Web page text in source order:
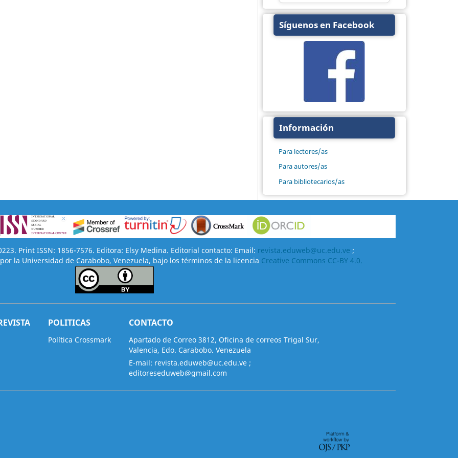
Síguenos en Facebook
Información
Para lectores/as
Para autores/as
Para bibliotecarios/as
Print ISSN: 1856-7576. Editora: Elsy Medina. Editorial contacto: Email: revista.eduweb@uc.edu.ve ;
la Universidad de Carabobo, Venezuela, bajo los términos de la licencia Creative Commons CC-BY 4.0.
POLITICAS
Política Crossmark
CONTACTO
Apartado de Correo 3812, Oficina de correos Trigal Sur,
Valencia, Edo. Carabobo. Venezuela
E-mail: revista.eduweb@uc.edu.ve;
editoreseduweb@gmail.com